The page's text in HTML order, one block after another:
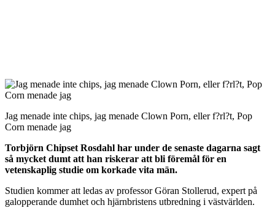
Jag menade inte chips, jag menade Clown Porn, eller f?rl?t, Pop
Corn menade jag
Torbjörn Chipset Rosdahl har under de senaste dagarna sagt
så mycket dumt att han riskerar att bli föremål för en
vetenskaplig studie om korkade vita män.
Studien kommer att ledas av professor Göran Stollerud, expert på
galopperande dumhet och hjärnbristens utbredning i västvärlden.